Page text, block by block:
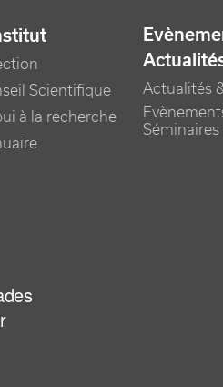
Scientifique
à la recherche
Actualités
Séminaires